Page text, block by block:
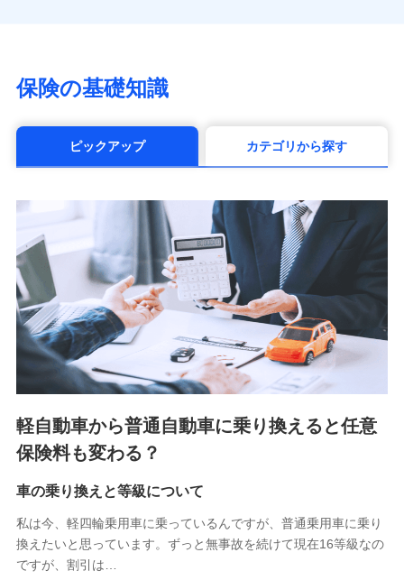
マニュライフ生命保険株式会社
（https://www.manulife.co.jp/）
（https://www.msa-life.co.jp/）
メットライフ生命株式会社(https://www.metlife.co.jp/)
■少額短期保険
株式会社アシロ少額短期保険 (https://kailash.co.jp/)
SBIいきいき少額短期保険会社 (https://www.i-
sedai.com/)
SBIペット少額短期保険株式会社 (https://www.sbipet-
ssi.co.jp/)
SBIリスタ少額短期保険会社
(https://www.jishin.co.jp/)
スマートプラス少額短期保険株式会社
チューリッヒ少額短期保険株式会社
(https://www.zurichssi.co.jp/)
(https://www.tokiomarine-x.co.jp/)
(https://pshoken.co.jp/)
リトルファミリー少額短期保険株式会社
(https://www.littlefamily-ssi.com/)
保険の基礎知識
ピックアップ カテゴリから探す
軽自動車から普通自動車に乗り換えると任意
保険料も変わる？
車の乗り換えと等級について
私は今、軽四輪乗用車に乗っているんですが、普通乗用車に乗り
換えたいと思っています。ずっと無事故を続けて現在16等級なの
ですが、割引は…